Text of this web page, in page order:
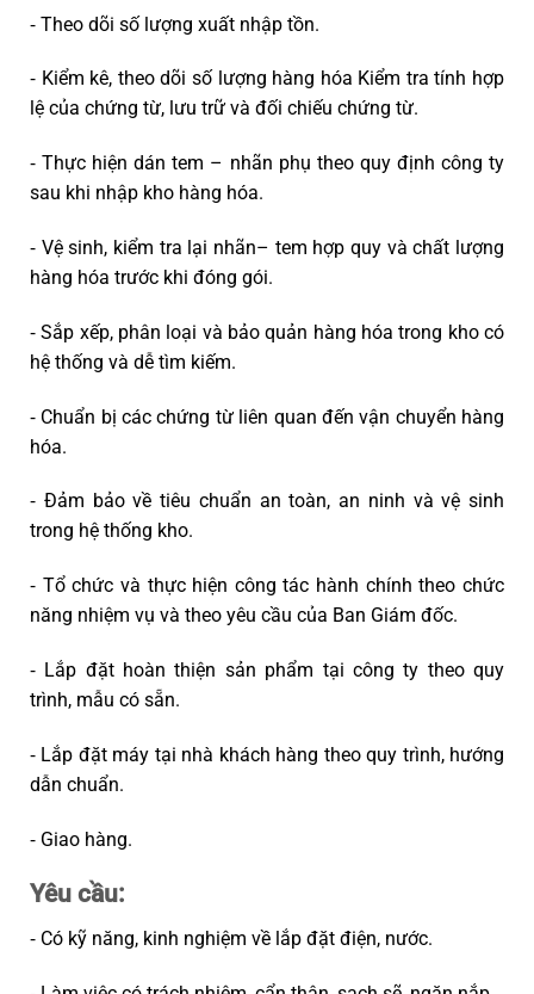
⁃ Theo dõi số lượng xuất nhập tồn.
⁃ Kiểm kê, theo dõi số lượng hàng hóa Kiểm tra tính hợp
lệ của chứng từ, lưu trữ và đối chiếu chứng từ.
⁃ Thực hiện dán tem – nhãn phụ theo quy định công ty
sau khi nhập kho hàng hóa.
⁃ Vệ sinh, kiểm tra lại nhãn– tem hợp quy và chất lượng
hàng hóa trước khi đóng gói.
⁃ Sắp xếp, phân loại và bảo quản hàng hóa trong kho có
hệ thống và dễ tìm kiếm.
⁃ Chuẩn bị các chứng từ liên quan đến vận chuyển hàng
hóa.
⁃ Đảm bảo về tiêu chuẩn an toàn, an ninh và vệ sinh
trong hệ thống kho.
⁃ Tổ chức và thực hiện công tác hành chính theo chức
năng nhiệm vụ và theo yêu cầu của Ban Giám đốc.
⁃ Lắp đặt hoàn thiện sản phẩm tại công ty theo quy
trình, mẫu có sẵn.
⁃ Lắp đặt máy tại nhà khách hàng theo quy trình, hướng
dẫn chuẩn.
⁃ Giao hàng.
Yêu cầu:
⁃ Có kỹ năng, kinh nghiệm về lắp đặt điện, nước.